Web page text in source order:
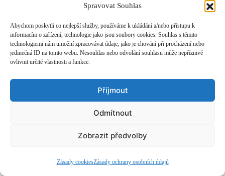
Spravovat Souhlas
Abychom poskytli co nejlepší služby, používáme k ukládání a/nebo přístupu k
informacím o zařízení, technologie jako jsou soubory cookies. Souhlas s těmito
technologiemi nám umožní zpracovávat údaje, jako je chování při procházení nebo
jedinečná ID na tomto webu. Nesouhlas nebo odvolání souhlasu může nepříznivě
ovlivnit určité vlastnosti a funkce.
Příjmout
Odmítnout
Zobrazit předvolby
Zásady cookiesZásady ochrany osobních údajů
orchestrální pecky Iannise Xenakise, což slibuje
mimořádný zážitek. Tak se na něj připravte.
ČASOPIS O JINÉ HUDBĚ | vydáváHudební informační středisko